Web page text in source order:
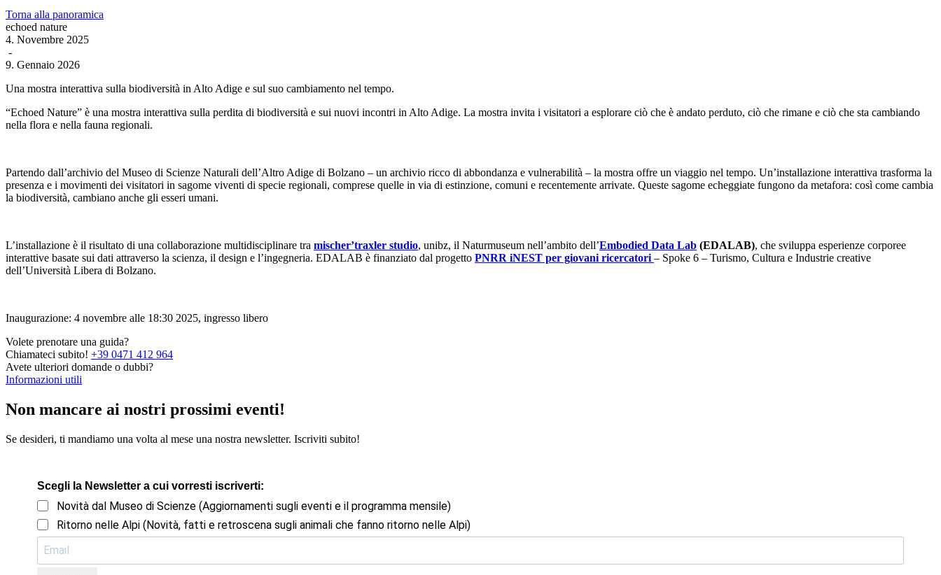
Torna alla panoramica
echoed nature
4. Novembre 2025
-
9. Gennaio 2026
Una mostra interattiva sulla biodiversità in Alto Adige e sul suo cambiamento nel tempo.
“Echoed Nature” è una mostra interattiva sulla perdita di biodiversità e sui nuovi incontri in Alto Adige. La mostra invita i visitatori a esplorare ciò che è andato perduto, ciò che rimane e ciò che sta cambiando
nella flora e nella fauna regionali.
Partendo dall’archivio del Museo di Scienze Naturali dell’Altro Adige di Bolzano – un archivio ricco di abbondanza e vulnerabilità – la mostra offre un viaggio nel tempo. Un’installazione interattiva trasforma la
presenza e i movimenti dei visitatori in sagome viventi di specie regionali, comprese quelle in via di estinzione, comuni e recentemente arrivate. Queste sagome echeggiate fungono da metafora: così come cambia
la biodiversità, cambiano anche gli esseri umani.
L’installazione è il risultato di una collaborazione multidisciplinare tra mischer’traxler studio, unibz, il Naturmuseum nell’ambito dell’Embodied Data Lab (EDALAB), che sviluppa esperienze corporee
interattive basate sui dati attraverso la scienza, il design e l’ingegneria. EDALAB è finanziato dal progetto PNRR iNEST per giovani ricercatori – Spoke 6 – Turismo, Cultura e Industrie creative
dell’Università Libera di Bolzano.
Inaugurazione: 4 novembre alle 18:30 2025, ingresso libero
Volete prenotare una guida?
Chiamateci subito! +39 0471 412 964
Avete ulteriori domande o dubbi?
Informazioni utili
Non mancare ai nostri prossimi eventi!
Se desideri, ti mandiamo una volta al mese una nostra newsletter. Iscriviti subito!
Scegli la Newsletter a cui vorresti iscriverti:
Novità dal Museo di Scienze (Aggiornamenti sugli eventi e il programma mensile)
Ritorno nelle Alpi (Novità, fatti e retroscena sugli animali che fanno ritorno nelle Alpi)